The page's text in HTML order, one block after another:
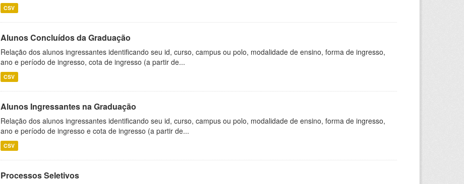
CSV
Alunos Concluídos da Graduação
Relação dos alunos ingressantes identificando seu id, curso, campus ou polo, modalidade de ensino, forma de ingresso,
ano e período de ingresso, cota de ingresso (a partir de...
CSV
Alunos Ingressantes na Graduação
Relação dos alunos ingressantes identificando seu id, curso, campus ou polo, modalidade de ensino, forma de ingresso,
ano e período de ingresso e cota de ingresso (a partir de...
CSV
Processos Seletivos